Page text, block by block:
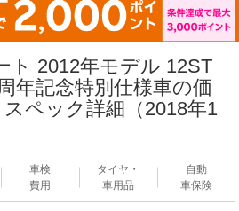
ト 2012年モデル 12ST
年記念特別仕様車の価
ペック詳細（2018年1
車検
費用
タイヤ・
車用品
自動
車保険